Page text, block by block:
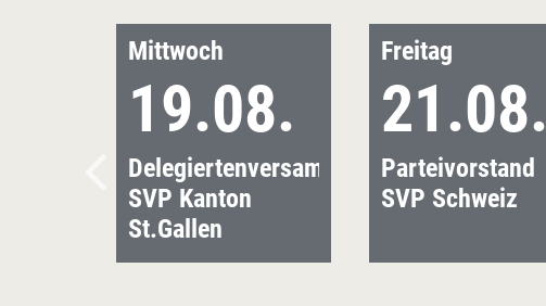
Mittwoch
19.08.
Delegiertenversammlung
SVP Kanton
St.Gallen
Freitag
21.08.
Parteivorstand
SVP Schweiz